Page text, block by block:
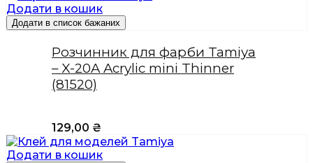
Додати в кошик
Додати в список бажаних
Розчинник для фарби Tamiya
– X-20A Acrylic mini Thinner
(81520)
129,00 ₴
Додати в кошик